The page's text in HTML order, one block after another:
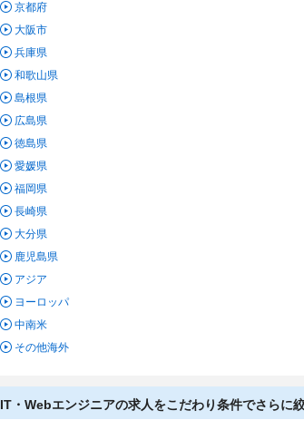
京都府
大阪市
兵庫県
和歌山県
島根県
広島県
徳島県
愛媛県
福岡県
長崎県
大分県
鹿児島県
アジア
ヨーロッパ
中南米
その他海外
IT・Webエンジニアの求人をこだわり条件でさらに